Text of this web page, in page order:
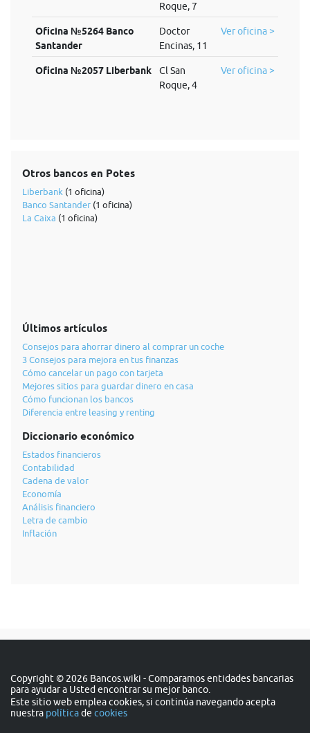
Roque, 7
Oficina №5264 Banco
Santander
Doctor
Encinas, 11
Ver oficina >
Oficina №2057 Liberbank
Cl San
Roque, 4
Ver oficina >
Otros bancos en Potes
Liberbank (1 oficina)
Banco Santander (1 oficina)
La Caixa (1 oficina)
Últimos artículos
Consejos para ahorrar dinero al comprar un coche
3 Consejos para mejora en tus finanzas
Cómo cancelar un pago con tarjeta
Mejores sitios para guardar dinero en casa
Cómo funcionan los bancos
Diferencia entre leasing y renting
Diccionario económico
Estados financieros
Contabilidad
Cadena de valor
Economía
Análisis financiero
Letra de cambio
Inflación
Copyright © 2026 Bancos.wiki - Comparamos entidades bancarias
para ayudar a Usted encontrar su mejor banco.
Este sitio web emplea cookies, si continúa navegando acepta
nuestra políticade cookies